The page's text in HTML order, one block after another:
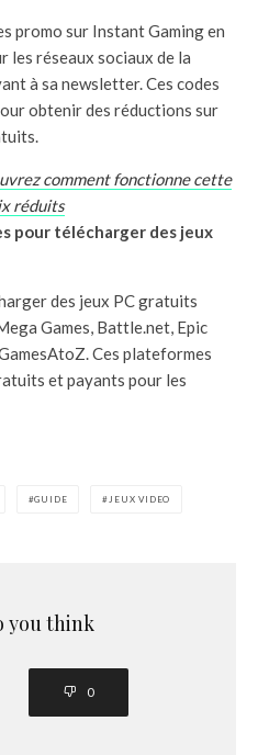
promo sur Instant Gaming en
les réseaux sociaux de la
à sa newsletter. Ces codes
obtenir des réductions sur
comment fonctionne cette
réduits
pour télécharger des jeux
des jeux PC gratuits
Games, Battle.net, Epic
Ces plateformes
et payants pour les
GUIDE JEUX VIDEO
you think
0